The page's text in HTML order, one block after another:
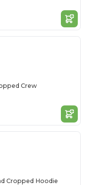
Crew
Cropped Hoodie